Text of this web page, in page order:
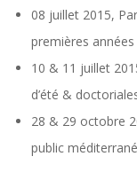
08 juillet 2015,
premières années
10 & 11 juillet
d’été &
28 & 29 octobre
public